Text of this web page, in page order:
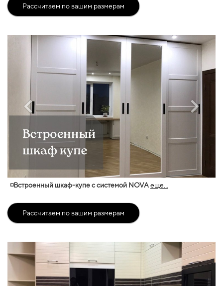
Рассчитаем по вашим размерам
◽Встроенный шкаф-купе с системой NOVAеще...
Рассчитаем по вашим размерам